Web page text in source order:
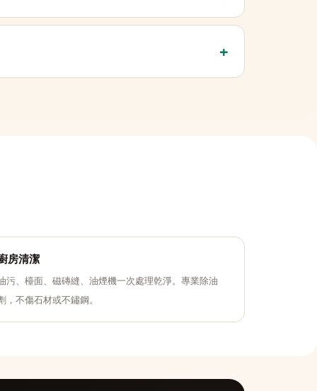
房清潔
污、檯面、磁磚縫、油煙機一次處理乾淨。專業除油
，不傷石材或不鏽鋼。